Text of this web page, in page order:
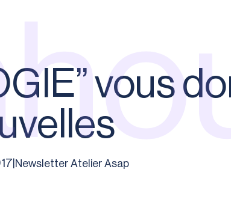
vous
Newsletter Atelier Asap